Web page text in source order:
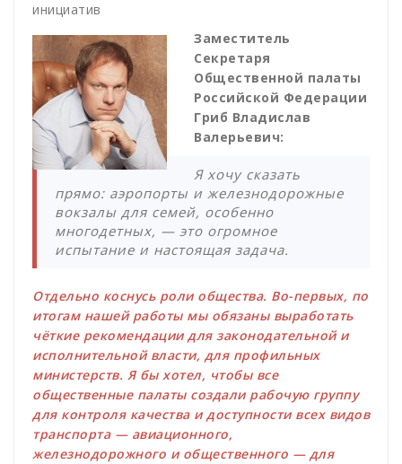
инициатив
Заместитель
Секретаря
Общественной палаты
Российской Федерации
Гриб Владислав
Валерьевич:
Я хочу сказать
прямо: аэропорты и железнодорожные
вокзалы для семей, особенно
многодетных, — это огромное
испытание и настоящая задача.
Отдельно коснусь роли общества. Во-первых, по
итогам нашей работы мы обязаны выработать
чёткие рекомендации для законодательной и
исполнительной власти, для профильных
министерств. Я бы хотел, чтобы все
общественные палаты создали рабочую группу
для контроля качества и доступности всех видов
транспорта — авиационного,
железнодорожного и общественного — для